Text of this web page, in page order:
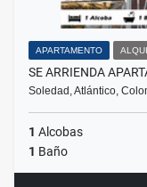
APARTAMENTO
SE ARRIENDA
Soledad, Atlántico,
1 Alcobas
1 Baño